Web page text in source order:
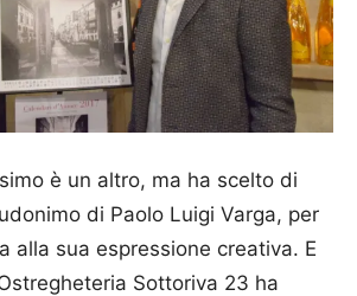
è un altro, ma ha scelto di
di Paolo Luigi Varga, per
alla sua espressione creativa. E
Sottoriva 23 ha